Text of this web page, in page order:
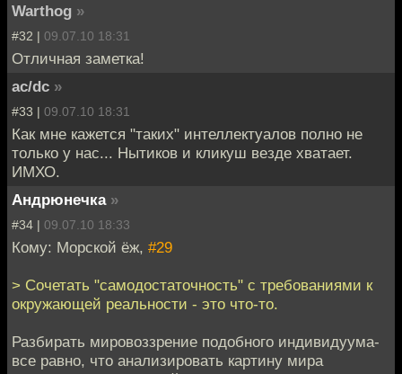
Warthog »
#32 | 09.07.10 18:31
Отличная заметка!
ac/dc »
#33 | 09.07.10 18:31
Как мне кажется "таких" интеллектуалов полно не
только у нас... Нытиков и кликуш везде хватает.
ИМХО.
Андрюнечка »
#34 | 09.07.10 18:33
Кому: Морской ёж, #29
> Сочетать "самодостаточность" с требованиями к
окружающей реальности - это что-то.
Разбирать мировоззрение подобного индивидуума-
все равно, что анализировать картину мира